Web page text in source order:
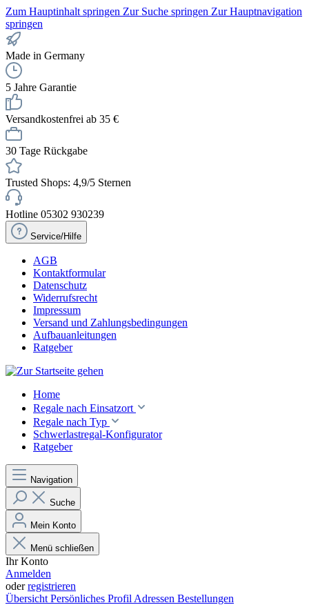
Zum Hauptinhalt springen Zur Suche springen Zur Hauptnavigation
springen
Made in Germany
5 Jahre Garantie
Versandkostenfrei ab 35 €
30 Tage Rückgabe
Trusted Shops: 4,9/5 Sternen
Hotline 05302 930239
Service/Hilfe
AGB
Kontaktformular
Datenschutz
Widerrufsrecht
Impressum
Versand und Zahlungsbedingungen
Aufbauanleitungen
Ratgeber
Home
Regale nach Einsatzort
Regale nach Typ
Schwerlastregal-Konfigurator
Ratgeber
Navigation
Suche
Mein Konto
Menü schließen
Ihr Konto
Anmelden
oderregistrieren
Übersicht Persönliches Profil Adressen Bestellungen